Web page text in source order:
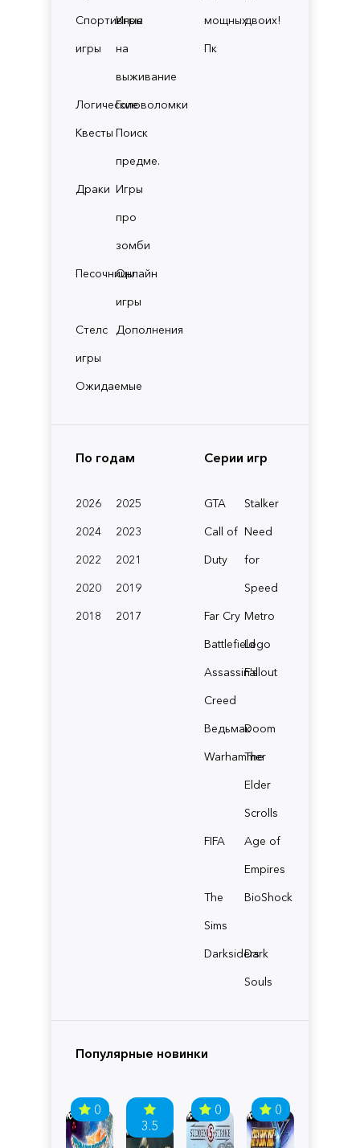
Спортивные
игры
Игры
на
выживание
ЛогическиеГоловоломки
Квесты Поиск
предме.
Драки Игры
про
зомби
ПесочницыОнлайн
игры
Стелс
игры
Дополнения
Ожидаемые
мощных
Пк
двоих!
По годам
2026
2025
2024
2023
2022
2021
2020
2019
2018
2017
Серии игр
GTA
Stalker
Call of
Duty
Need
for
Speed
Far Cry Metro
BattlefieldLego
Assassin's
Creed
Fallout
ВедьмакDoom
Warhammer
The
Elder
Scrolls
FIFA
Age of
Empires
The
Sims
BioShock
Darksiders
Dark
Souls
Популярные новинки
0
3.5
0 0